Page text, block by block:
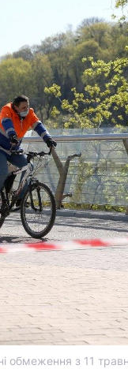
обмеження з 11